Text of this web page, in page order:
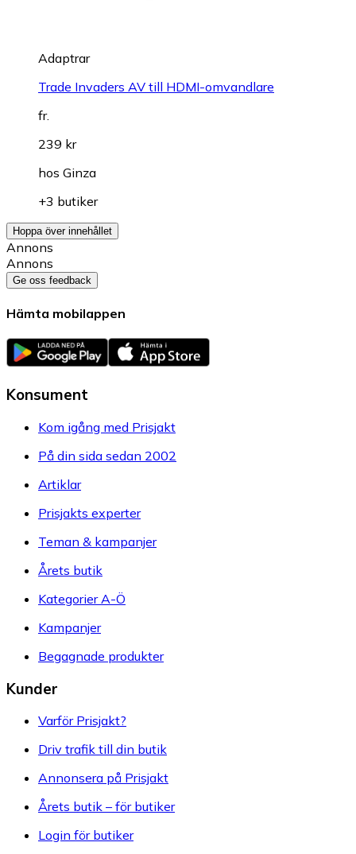
Adaptrar
Trade Invaders AV till HDMI-omvandlare
fr.
239 kr
hos Ginza
+3 butiker
Hoppa över innehållet
Annons
Annons
Ge oss feedback
Hämta mobilappen
Konsument
Kom igång med Prisjakt
På din sida sedan 2002
Artiklar
Prisjakts experter
Teman & kampanjer
Årets butik
Kategorier A-Ö
Kampanjer
Begagnade produkter
Kunder
Varför Prisjakt?
Driv trafik till din butik
Annonsera på Prisjakt
Årets butik – för butiker
Login för butiker